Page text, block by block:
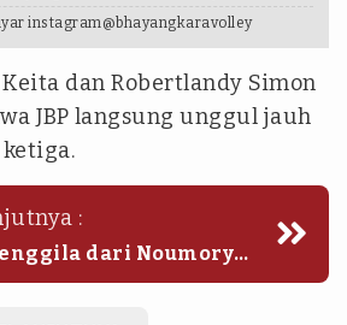
instagram@bhayangkaravolley
dan Robertlandy Simon
JBP langsung unggul jauh
:
dari Noumory
membuat Zhaiyk VC
set yang ketiga.